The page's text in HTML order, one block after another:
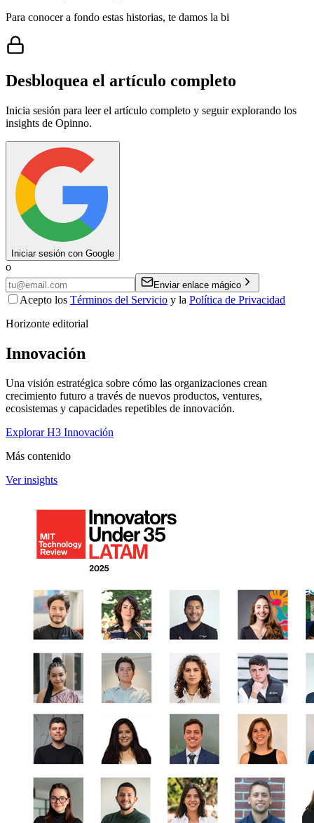
Para conocer a fondo estas historias, te damos la bi
Desbloquea el artículo completo
Inicia sesión para leer el artículo completo y seguir explorando los
insights de Opinno.
Iniciar sesión con Google
o
Enviar enlace mágico
Acepto los Términos del Servicio y la Política de Privacidad
Horizonte editorial
Innovación
Una visión estratégica sobre cómo las organizaciones crean
crecimiento futuro a través de nuevos productos, ventures,
ecosistemas y capacidades repetibles de innovación.
Explorar H3 Innovación
Más contenido
Ver insights